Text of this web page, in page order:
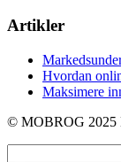
Artikler
Hvordan
Maksimere
© MOBROG 2025